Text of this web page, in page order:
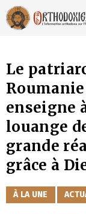
Aller
au
contenu
Le
enseigne
louange
grande
grâce à
CATÉGORIES
À LA UNE